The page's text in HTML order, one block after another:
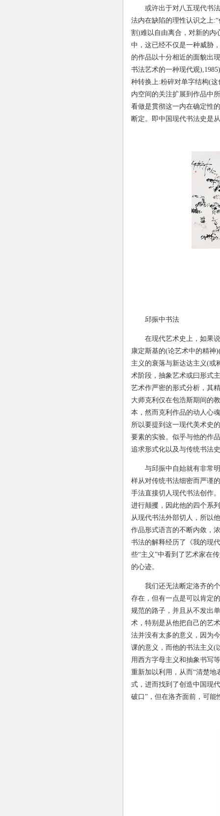
或许出于对八五现代书法
法内在缺陷的理性认识之上:
割 )难以自由离合，对新的内
中，这已经不仅是一种威胁
的作品以十分相近的面貌出
书法艺术的一种现代观),1985)
种转换上:粉碎对单字结构(这
内空间的关注扩展到作品中
看做是贯彻这一内在确定性
断定。即中国现代书法史是
邱振中书法
在现代艺术史上，如果说
康定斯基的(论艺术中的精神
主义的衰落与新达达主义(或
术阶段，抽象艺术或曰形式
艺术作严密的形式分析，其
大师克利仅在包浩斯期间的
本，然而克利作品的动人心
所以要提到这一现代美术史
要素的实验。似乎与他的作
追求形式化以及与传统书法
与邱振中自始就有非常明
样从对传统书法细密而严谨
手法直接切人现代书法创作
进行颠攫，因此他的四个系
从现代书法外部切人，所以
作品形式语言的不断内敛，
书法的解释经历了《我的现
些“主义”中看到了艺术家在
的心迹。
我们还无法断定洛齐的个
存在，但有一点是可以肯定
规范的路子，并且从不发出
术，特别是从他把自己的艺
法并没有太多的意义，因为
课的意义，而他的书法主义(
用西方字母主义和抽象书写
重新加以利用，从而“清楚
式，进而找到了创造中国现
破口”，但在洛齐面前，可